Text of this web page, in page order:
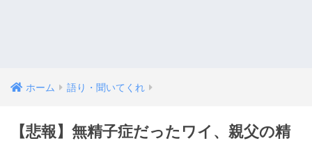
ホーム 語り・聞いてくれ
【悲報】無精子症だったワイ、親父の精